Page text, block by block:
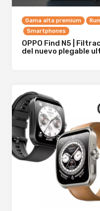
Gama alta premium
Smartphones
OPPO Find N5 |
del nuevo plegable